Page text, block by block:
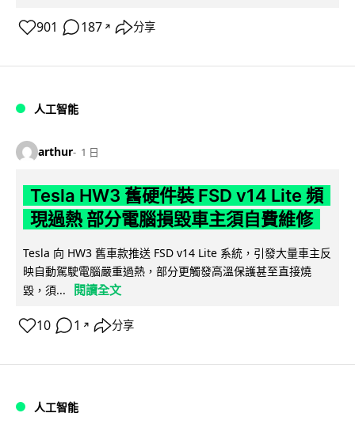
901 187 ↗ 分享
人工智能
arthur 1 日
Tesla HW3 舊硬件裝 FSD v14 Lite 頻
現過熱 部分電腦損毀車主須自費維修
Tesla 向 HW3 舊車款推送 FSD v14 Lite 系統，引發大量車主反
映自動駕駛電腦嚴重過熱，部分更觸發高溫保護甚至直接燒
毀，須...
閱讀全文
10 1 ↗ 分享
人工智能